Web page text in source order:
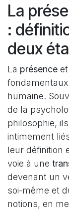
La
:
deux
La présence
humaine.
de la
philosophie,
intimement
leur définition
voie à une
devenant un
soi-même et
notions, en